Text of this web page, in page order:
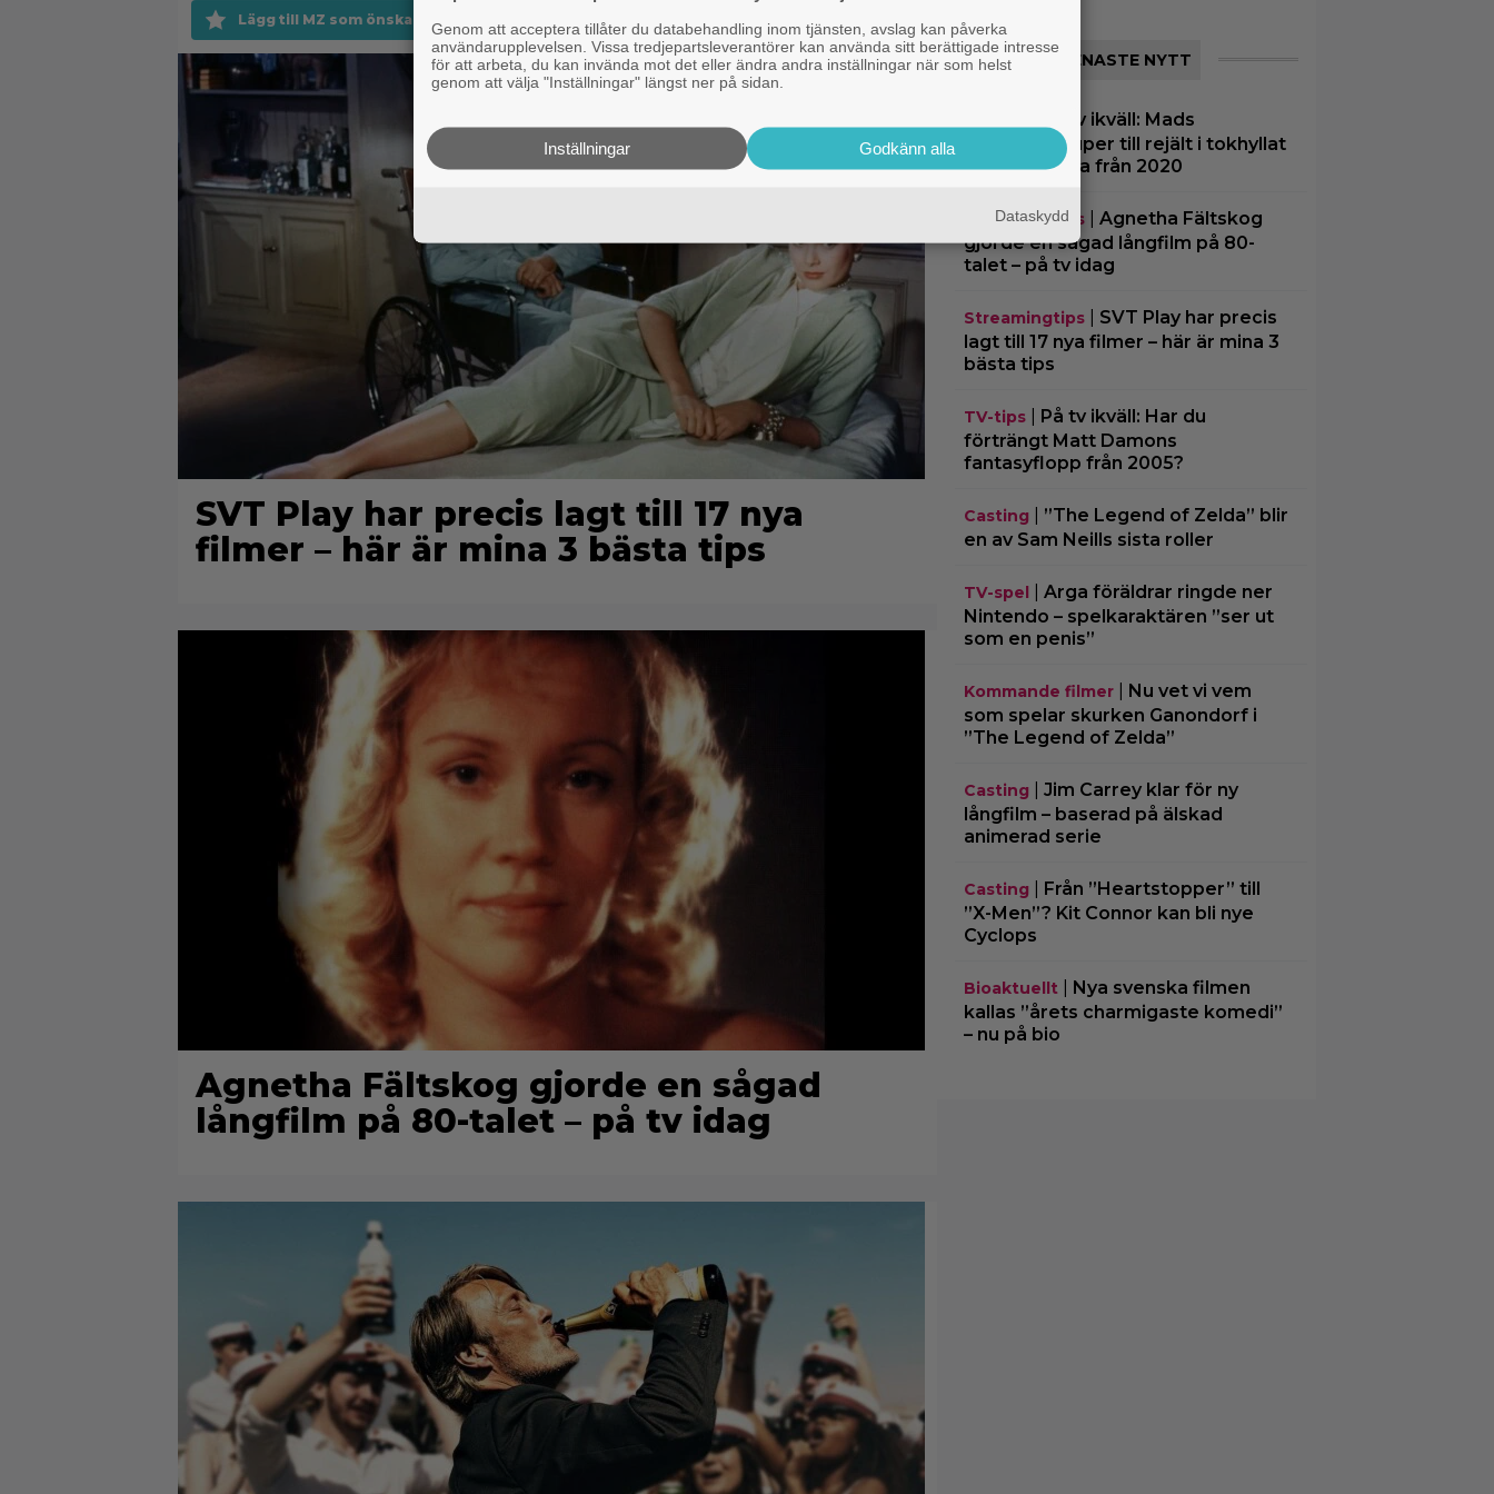
Lägg till MZ som önskad källa på Google
SVT Play har precis lagt till 17 nya
filmer – här är mina 3 bästa tips
Agnetha Fältskog gjorde en sågad
långfilm på 80-talet – på tv idag
SENASTE NYTT
På tv ikväll: Mads
Mikkelsen super till rejält i tokhyllat
danskt drama från 2020
Streamingtips| Agnetha Fältskog
gjorde en sågad långfilm på 80-
talet – på tv idag
Streamingtips| SVT Play har precis
lagt till 17 nya filmer – här är mina 3
bästa tips
TV-tips| På tv ikväll: Har du
förträngt Matt Damons
fantasyflopp från 2005?
Casting
”The Legend of Zelda” blir
en av Sam Neills sista roller
TV-spel
Arga föräldrar ringde ner
Nintendo – spelkaraktären ”ser ut
som en penis”
Kommande filmer| Nu vet vi vem
som spelar skurken Ganondorf i
”The Legend of Zelda”
Casting
Jim Carrey klar för ny
långfilm – baserad på älskad
animerad serie
Casting
Från ”Heartstopper” till
”X-Men”? Kit Connor kan bli nye
Cyclops
Bioaktuellt| Nya svenska filmen
kallas ”årets charmigaste komedi”
– nu på bio
Genom att acceptera tillåter du databehandling inom tjänsten, avslag kan påverka
användarupplevelsen. Vissa tredjepartsleverantörer kan använda sitt berättigade intresse
för att arbeta, du kan invända mot det eller ändra andra inställningar när som helst
genom att välja "Inställningar" längst ner på sidan.
Godkänn alla
Inställningar
Dataskydd